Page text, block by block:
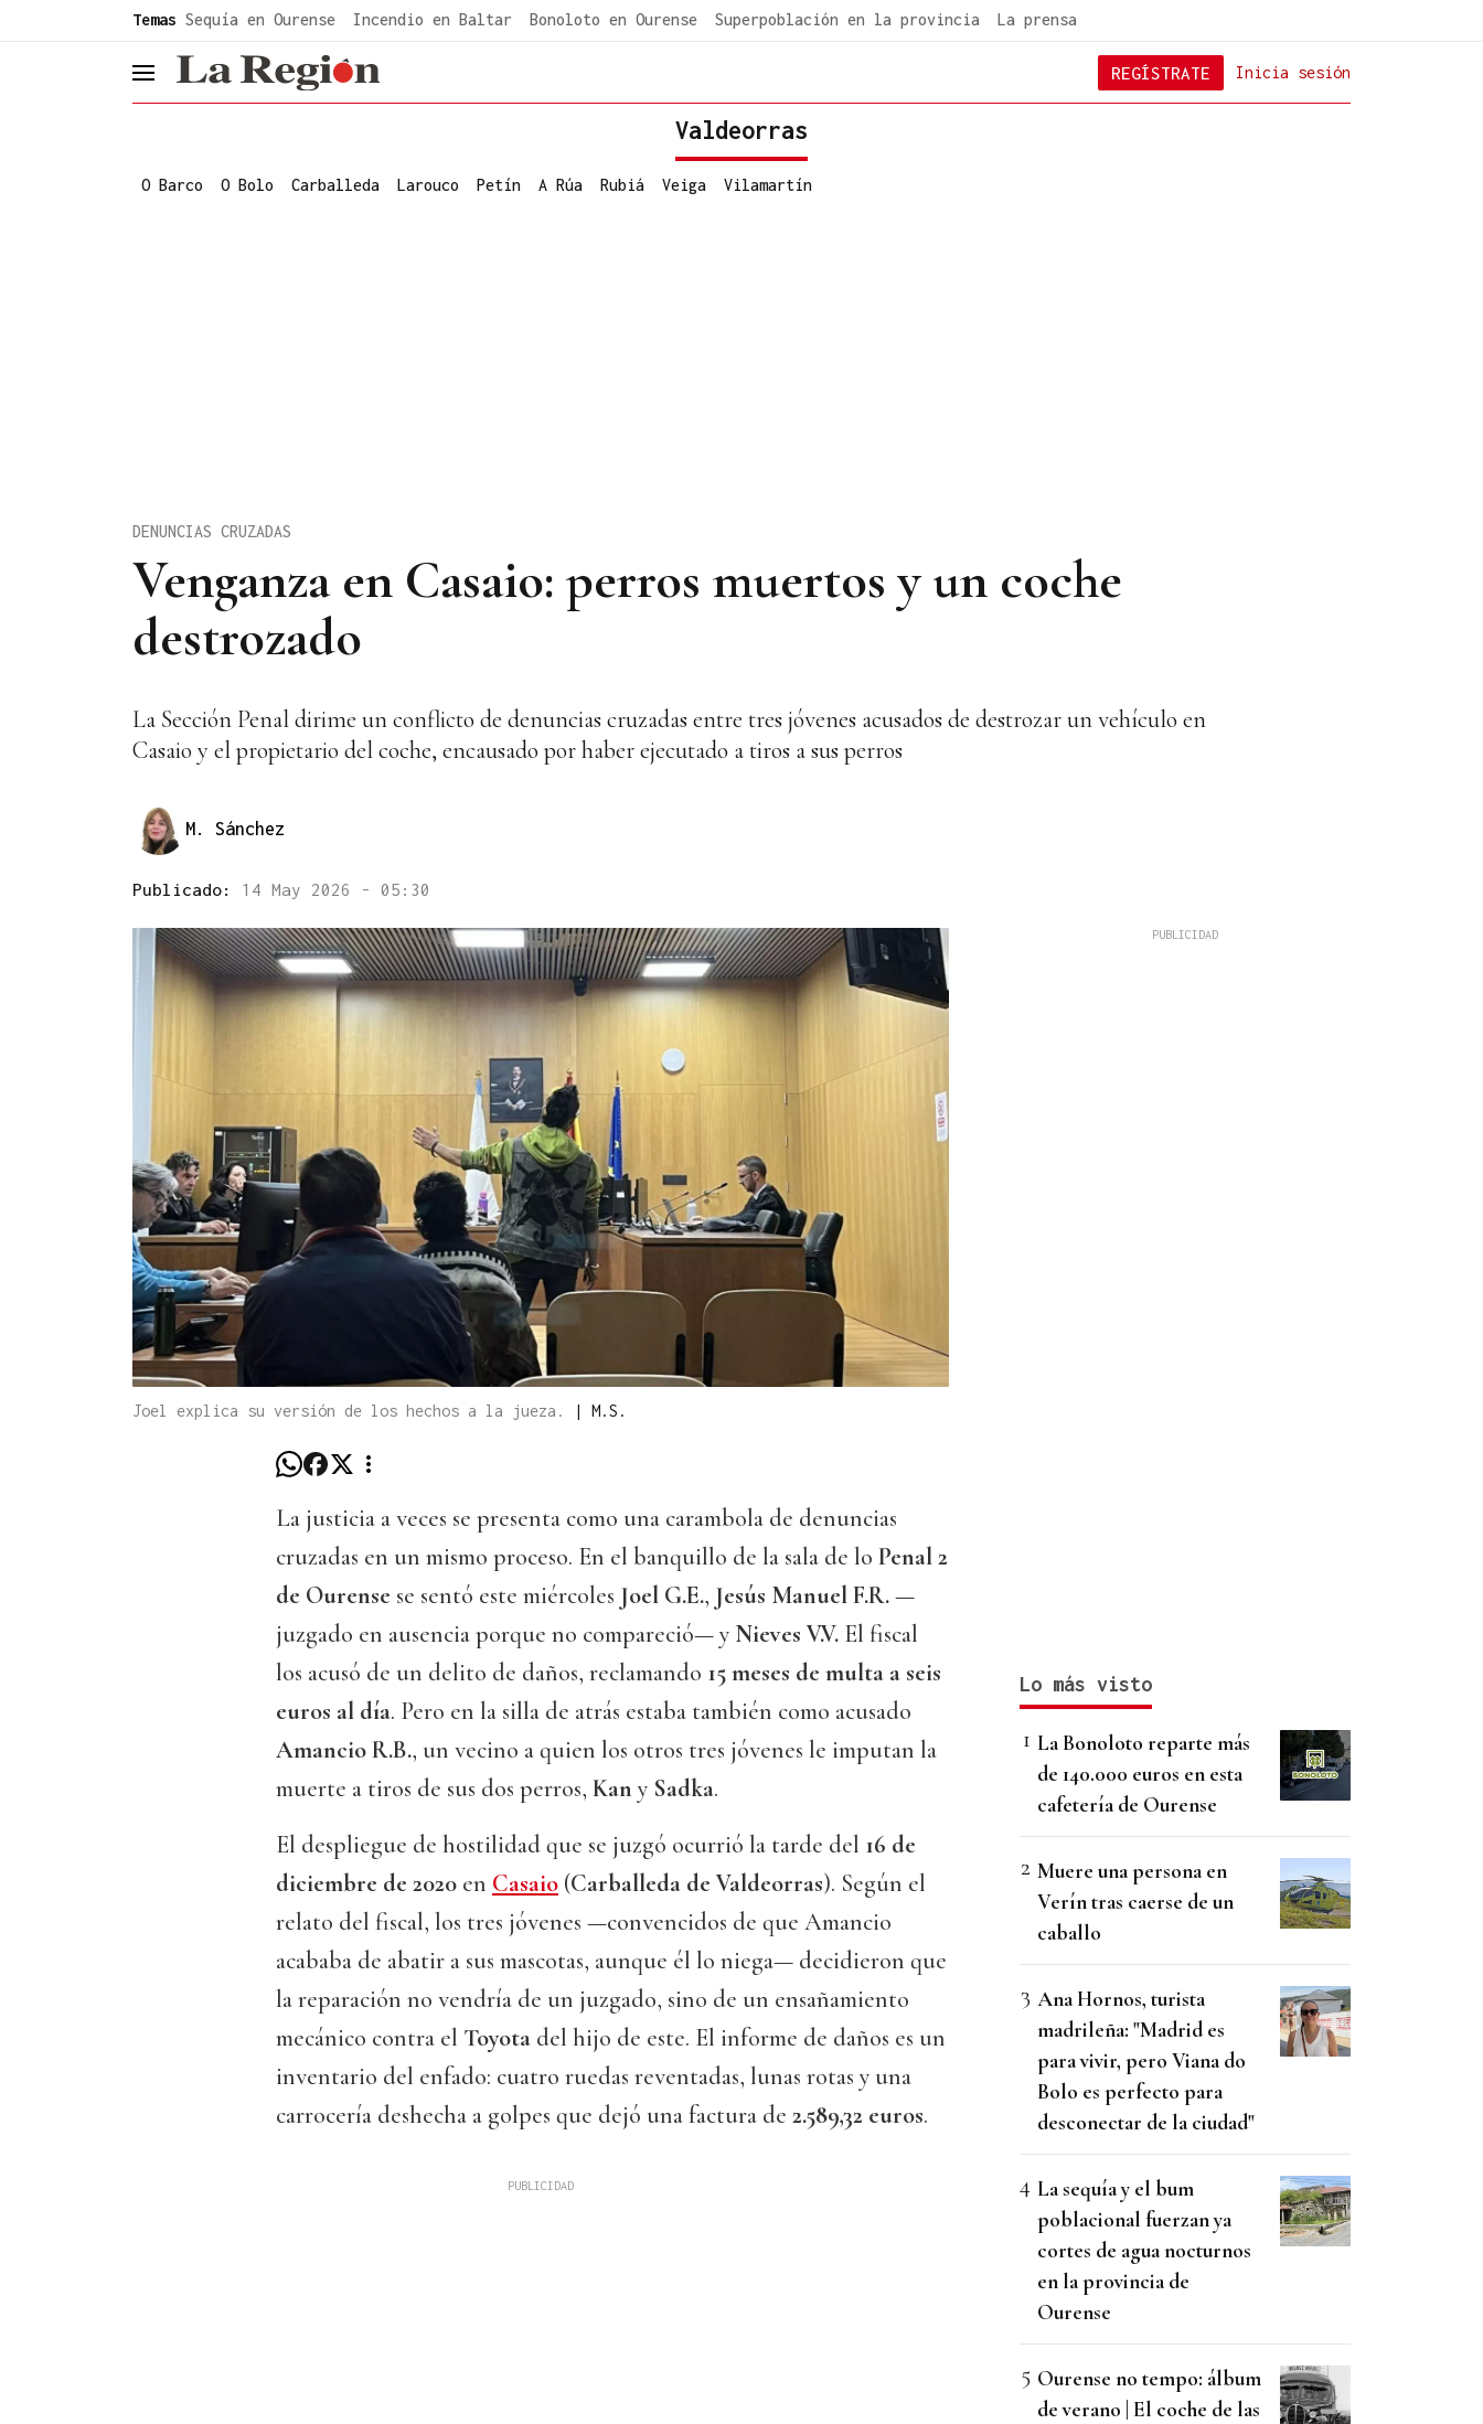
Temas Sequía en Ourense Incendio en Baltar Bonoloto en Ourense Superpoblación en la provincia La prensa
header.menu.open Inicia sesión
REGÍSTRATE
Valdeorras
O Barco O Bolo Carballeda Larouco Petín A Rúa Rubiá Veiga Vilamartín
Venganza en Casaio: perros muertos y un coche
destrozado
DENUNCIAS CRUZADAS
La Sección Penal dirime un conflicto de denuncias cruzadas entre tres jóvenes acusados de destrozar un vehículo en
Casaio y el propietario del coche, encausado por haber ejecutado a tiros a sus perros
M. Sánchez
Publicado: 14 May 2026 - 05:30
Joel explica su versión de los hechos a la jueza. | M.S.
La justicia a veces se presenta como una carambola de denuncias
cruzadas en un mismo proceso. En el banquillo de la sala de lo Penal 2
de Ourense se sentó este miércoles Joel G.E., Jesús Manuel F.R.—
juzgado en ausencia porque no compareció— y Nieves V.V. El fiscal
los acusó de un delito de daños, reclamando 15 meses de multa a seis
euros al día. Pero en la silla de atrás estaba también como acusado
Amancio R.B., un vecino a quien los otros tres jóvenes le imputan la
muerte a tiros de sus dos perros, Kan y Sadka.
El despliegue de hostilidad que se juzgó ocurrió la tarde del 16 de
diciembre de 2020 en Casaio (Carballeda de Valdeorras). Según el
relato del fiscal, los tres jóvenes —convencidos de que Amancio
acababa de abatir a sus mascotas, aunque él lo niega— decidieron que
la reparación no vendría de un juzgado, sino de un ensañamiento
mecánico contra el Toyota del hijo de este. El informe de daños es un
inventario del enfado: cuatro ruedas reventadas, lunas rotas y una
carrocería deshecha a golpes que dejó una factura de 2.589,32 euros.
Lo más visto
La Bonoloto reparte más
de 140.000 euros en esta
cafetería de Ourense
Muere una persona en
Verín tras caerse de un
caballo
Ana Hornos, turista
madrileña: "Madrid es
para vivir, pero Viana do
Bolo es perfecto para
desconectar de la ciudad"
La sequía y el bum
poblacional fuerzan ya
cortes de agua nocturnos
en la provincia de
Ourense
Ourense no tempo: álbum
de verano | El coche de las